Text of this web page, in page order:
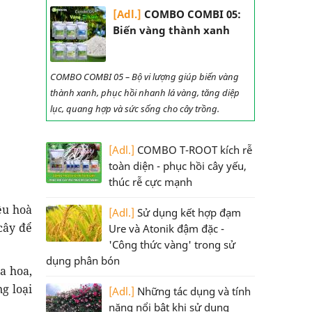
hoà
để
hoa,
loại
[Adl.] COMBO COMBI 05:
Biến vàng thành xanh
COMBO COMBI 05 – Bộ vi lượng giúp biến vàng
thành xanh, phục hồi nhanh lá vàng, tăng diệp
lục, quang hợp và sức sống cho cây trồng.
[Adl.] COMBO T-ROOT kích rễ
toàn diện - phục hồi cây yếu,
thúc rễ cực mạnh
[Adl.] Sử dụng kết hợp đạm
Ure và Atonik đậm đặc -
'Công thức vàng' trong sử
dụng phân bón
[Adl.] Những tác dụng và tính
năng nổi bật khi sử dụng